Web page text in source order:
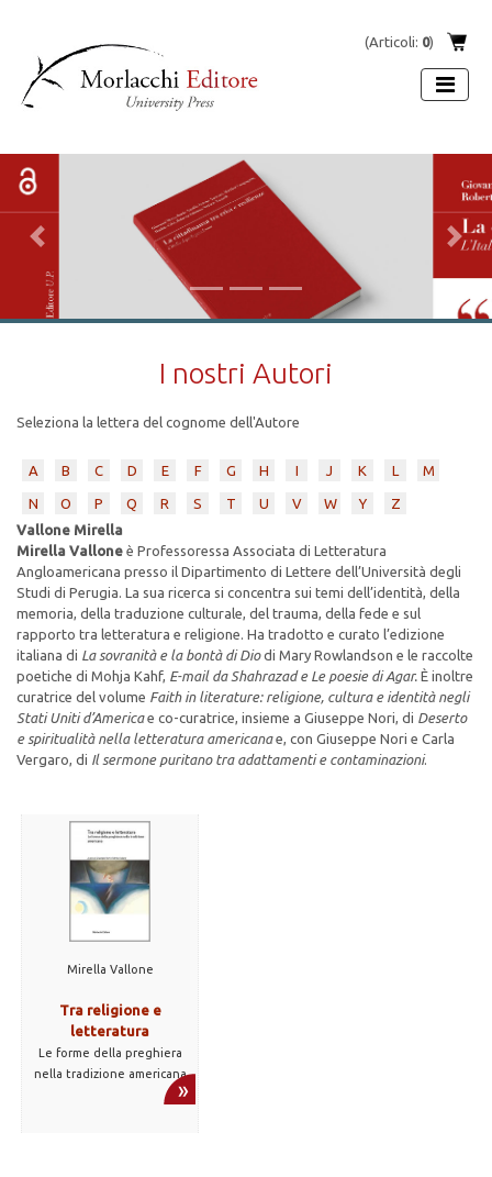
(Articoli: 0)
Previous Next
I nostri Autori
Seleziona la lettera del cognome dell'Autore
A B C D E F G H I J K L M
N O P Q R S T U V W Y
Z
Vallone Mirella
Mirella Vallone è Professoressa Associata di Letteratura
Angloamericana presso il Dipartimento di Lettere dell’Università degli
Studi di Perugia. La sua ricerca si concentra sui temi dell’identità, della
memoria, della traduzione culturale, del trauma, della fede e sul
rapporto tra letteratura e religione. Ha tradotto e curato l’edizione
italiana di La sovranità e la bontà di Diodi Mary Rowlandson e le raccolte
poetiche di Mohja Kahf, E-mail da Shahrazad e Le poesie di Agar. È inoltre
curatrice del volume Faith in literature: religione, cultura e identità negli
Stati Uniti d’Americae co-curatrice, insieme a Giuseppe Nori, di Deserto
e spiritualità nella letteratura americanae, con Giuseppe Nori e Carla
Vergaro, di Il sermone puritano tra adattamenti e contaminazioni.
Mirella Vallone
Tra religione e
letteratura
Le forme della preghiera
nella tradizione americana